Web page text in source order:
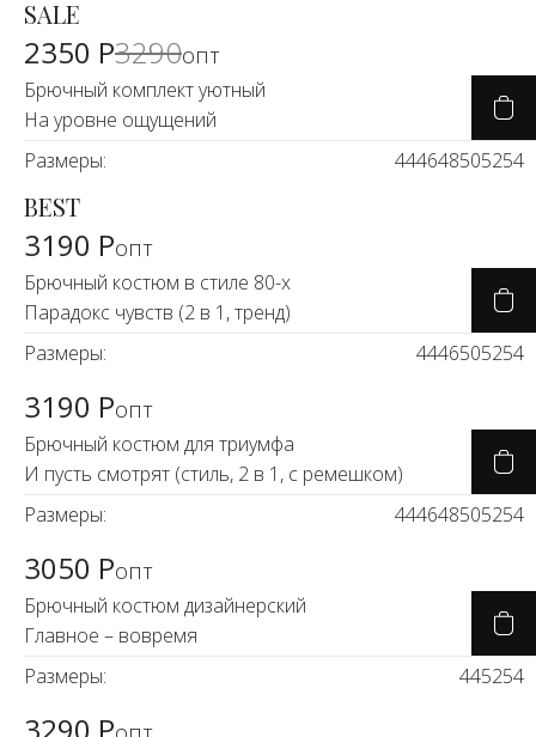
-29%
SALE
2350 Р3290опт
Брючный комплект уютный
На уровне ощущений
Размеры:
444648505254
BEST
3190 Ропт
Брючный костюм в стиле 80-х
Парадокс чувств (2 в 1, тренд)
Размеры:
4446505254
3190 Ропт
Брючный костюм для триумфа
И пусть смотрят (стиль, 2 в 1, с ремешком)
Размеры:
444648505254
3050 Ропт
Брючный костюм дизайнерский
Главное – вовремя
Размеры:
445254